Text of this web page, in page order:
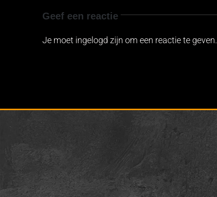
Geef een reactie
Je moet ingelogd zijn om een reactie te geven.